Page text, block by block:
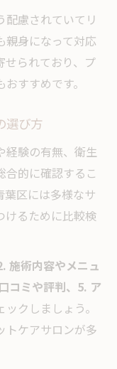
配慮されていてリ
親身になって対応
せられており、プ
すすめです。
選び方
経験の有無、衛生
合的に確認するこ
葉区には多様なサ
けるために比較検
施術内容やメニュ
コミや評判、5. ア
クしましょう。
トケアサロンが多